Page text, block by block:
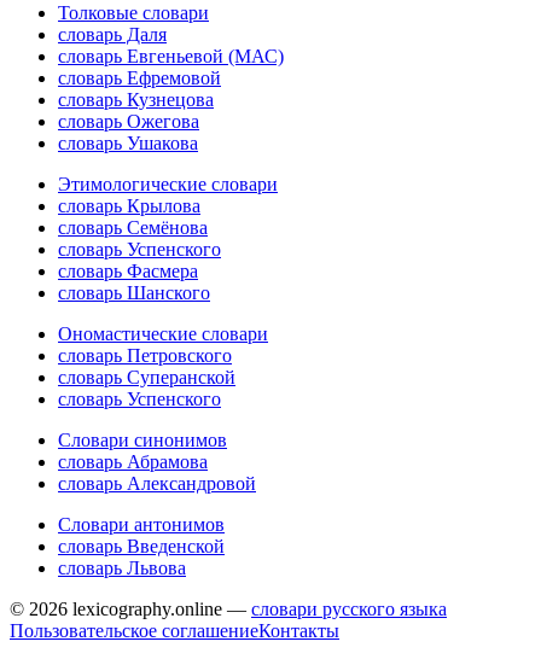
Толковые словари
словарь Даля
словарь Евгеньевой (МАС)
словарь Ефремовой
словарь Кузнецова
словарь Ожегова
словарь Ушакова
Этимологические словари
словарь Крылова
словарь Семёнова
словарь Успенского
словарь Фасмера
словарь Шанского
Ономастические словари
словарь Петровского
словарь Суперанской
словарь Успенского
Словари синонимов
словарь Абрамова
словарь Александровой
Словари антонимов
словарь Введенской
словарь Львова
© 2026 lexicography.online — словари русского языка
Пользовательское соглашениеКонтакты